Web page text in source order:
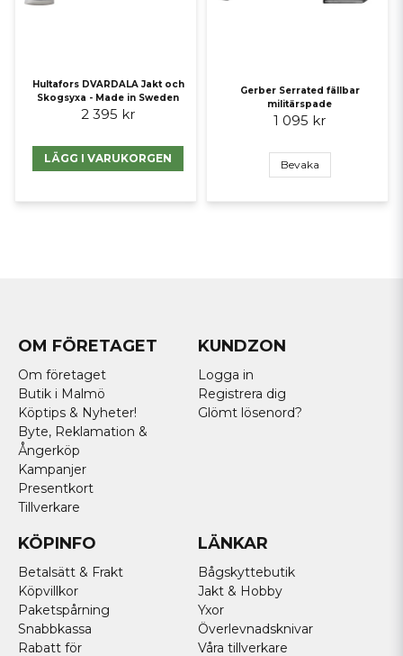
Hultafors DVARDALA Jakt och
Skogsyxa - Made in Sweden
2 395 kr
LÄGG I VARUKORGEN
Gerber Serrated fällbar
militärspade
1 095 kr
Bevaka
OM FÖRETAGET
Om företaget
Butik i Malmö
Köptips & Nyheter!
Byte, Reklamation &
Ångerköp
Kampanjer
Presentkort
Tillverkare
KUNDZON
Logga in
Registrera dig
Glömt lösenord?
KÖPINFO
Betalsätt & Frakt
Köpvillkor
Paketspårning
Snabbkassa
Rabatt för
LÄNKAR
Bågskyttebutik
Jakt & Hobby
Yxor
Överlevnadsknivar
Våra tillverkare